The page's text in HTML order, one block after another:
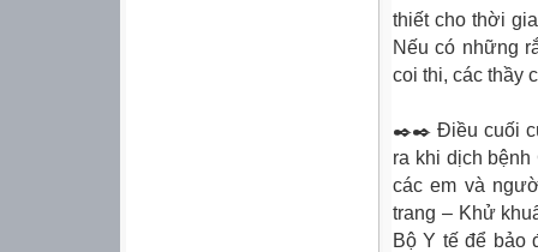
thiết cho thời
Nếu có những
coi thi, các thầy
✒️✒️ Điều cuối
ra khi dịch
các em và
trang – Khử
Bộ Y tế để bảo